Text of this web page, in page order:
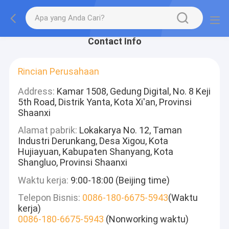
Contact Info
Rincian Perusahaan
Address: Kamar 1508, Gedung Digital, No. 8 Keji
5th Road, Distrik Yanta, Kota Xi'an, Provinsi
Shaanxi
Alamat pabrik: Lokakarya No. 12, Taman
Industri Derunkang, Desa Xigou, Kota
Hujiayuan, Kabupaten Shanyang, Kota
Shangluo, Provinsi Shaanxi
Waktu kerja: 9:00-18:00 (Beijing time)
Telepon Bisnis: 0086-180-6675-5943(Waktu
kerja)
0086-180-6675-5943 (Nonworking waktu)